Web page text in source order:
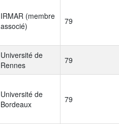
IRMAR (membre
associé)
79
Université de
Rennes
79
Université de
Bordeaux
79